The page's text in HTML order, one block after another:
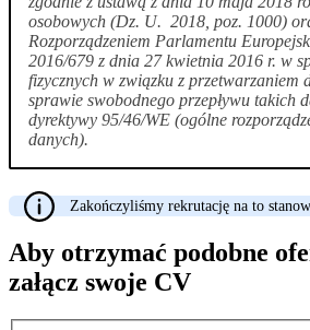
osobowych (Dz. U. 2018, poz. 1000)
Rozporządzeniem Parlamentu
2016/679 z dnia 27 kwietnia 2016 r. w
fizycznych w związku z przetwarzaniem
sprawie swobodnego przepływu takich
dyrektywy 95/46/WE (ogólne
danych).
Zakończyliśmy rekrutację na to
Aby otrzymać podobne
załącz swoje CV